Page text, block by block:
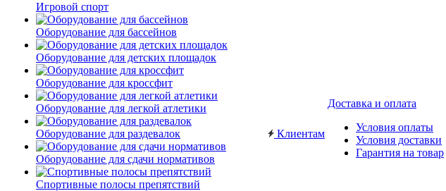
Игровой спорт
Оборудование для бассейнов
Оборудование для детских площадок
Оборудование для кроссфит
Оборудование для легкой атлетики
Оборудование для раздевалок
Оборудование для сдачи нормативов
Спортивные полосы препятствий
Клиентам
Доставка и оплата
Условия оплаты
Условия доставки
Гарантия на товар